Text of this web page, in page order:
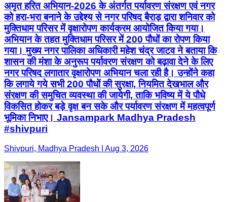
अमृत हरित अभियान-2026 के अंतर्गत पर्यावरण संरक्षण एवं नगर
को हरा-भरा बनाने के उद्देश्य से नगर परिषद बैराड़ द्वारा शनिवार को
मुक्तिधाम परिसर में वृक्षारोपण कार्यक्रम आयोजित किया गया।
अभियान के तहत मुक्तिधाम परिसर में 200 पौधों का रोपण किया
गया। मुख्य नगर पालिका अधिकारी महेश चंद्र जाटव ने बताया कि
शासन की मंशा के अनुरूप पर्यावरण संरक्षण को बढ़ावा देने के लिए
नगर परिषद लगातार वृक्षारोपण अभियान चला रही है। उन्होंने कहा
कि लगाये गये सभी 200 पौधों की सुरक्षा, नियमित देखभाल और
संरक्षण की समुचित व्यवस्था की जायेगी, ताकि भविष्य में ये पौधे
विकसित होकर बड़े वृक्ष बन सके और पर्यावरण संरक्षण में महत्वपूर्ण
भूमिका निभाए। Jansampark Madhya Pradesh
#shivpuri
Shivpuri, Madhya Pradesh | Aug 3, 2026